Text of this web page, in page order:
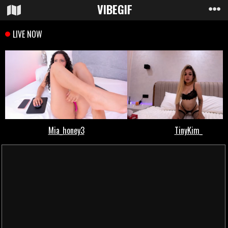
VIBEGIF